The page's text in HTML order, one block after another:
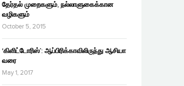
தேர்தல் முறைகளும், நல்லாளுகைக்கான
வழிகளும்
October 5, 2015
‘கிளிட்டோரிஸ்’: ஆப்பிரிக்காவிலிருந்து ஆசியா
வரை
May 1, 2017